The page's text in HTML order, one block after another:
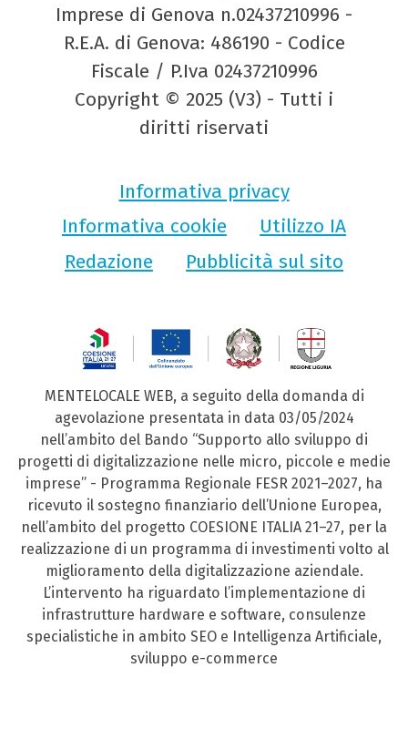
Imprese di Genova n.02437210996 -
R.E.A. di Genova: 486190 - Codice
Fiscale / P.Iva 02437210996
Copyright © 2025 (V3) - Tutti i
diritti riservati
Informativa privacy
Informativa cookie
Utilizzo IA
Redazione
Pubblicità sul sito
MENTELOCALE WEB, a seguito della domanda di
agevolazione presentata in data 03/05/2024
nell’ambito del Bando “Supporto allo sviluppo di
progetti di digitalizzazione nelle micro, piccole e medie
imprese” - Programma Regionale FESR 2021–2027, ha
ricevuto il sostegno finanziario dell’Unione Europea,
nell’ambito del progetto COESIONE ITALIA 21–27, per la
realizzazione di un programma di investimenti volto al
miglioramento della digitalizzazione aziendale.
L’intervento ha riguardato l’implementazione di
infrastrutture hardware e software, consulenze
specialistiche in ambito SEO e Intelligenza Artificiale,
sviluppo e-commerce